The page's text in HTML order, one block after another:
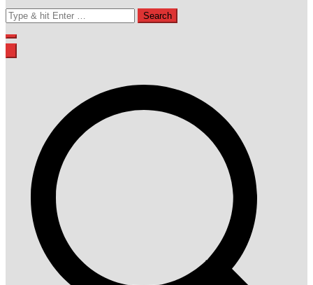
Search
for: